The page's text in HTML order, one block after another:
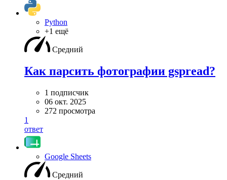
Python
+1 ещё
Средний
Как парсить фотографии gspread?
1 подписчик
06 окт. 2025
272 просмотра
1
ответ
Google Sheets
Средний